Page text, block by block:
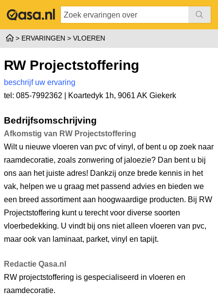
ERVARINGEN VLOEREN
RW Projectstoffering
beschrijf uw ervaring
tel: 085-7992362 |
Koartedyk 1h, 9061 AK Giekerk
Bedrijfsomschrijving
Afkomstig van RW Projectstoffering
Wilt u nieuwe vloeren van pvc of vinyl, of bent u op zoek naar
raamdecoratie, zoals zonwering of jaloezie? Dan bent u bij
ons aan het juiste adres! Dankzij onze brede kennis in het
vak, helpen we u graag met passend advies en bieden we
een breed assortiment aan hoogwaardige producten. Bij RW
Projectstoffering kunt u terecht voor diverse soorten
vloerbedekking. U vindt bij ons niet alleen vloeren van pvc,
maar ook van laminaat, parket, vinyl en tapijt.
Redactie Qasa.nl
RW projectstoffering is gespecialiseerd in vloeren en
raamdecoratie.